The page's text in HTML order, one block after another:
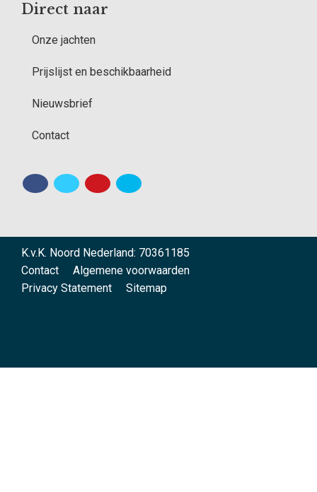
Direct naar
Onze jachten
Prijslijst en beschikbaarheid
Nieuwsbrief
Contact
K.v.K. Noord Nederland: 70361185
Contact
Algemene voorwaarden
Privacy Statement
Sitemap